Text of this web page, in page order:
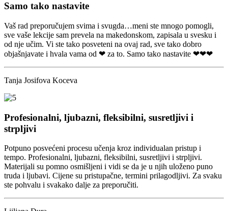
Samo tako nastavite
Vaš rad preporučujem svima i svugda…meni ste mnogo pomogli,
sve vaše lekcije sam prevela na makedonskom, zapisala u svesku i
od nje učim. Vi ste tako posveteni na ovaj rad, sve tako dobro
objašnjavate i hvala vama od ❤ za to. Samo tako nastavite ❤❤❤
Tanja Josifova Koceva
Profesionalni, ljubazni, fleksibilni, susretljivi i
strpljivi
Potpuno posvećeni procesu učenja kroz individualan pristup i
tempo. Profesionalni, ljubazni, fleksibilni, susretljivi i strpljivi.
Materijali su pomno osmišljeni i vidi se da je u njih uloženo puno
truda i ljubavi. Cijene su pristupačne, termini prilagodljivi. Za svaku
ste pohvalu i svakako dalje za preporučiti.